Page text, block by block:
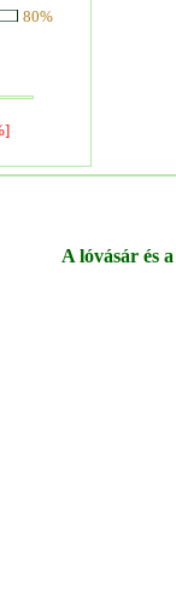
80%
A lóvásár és